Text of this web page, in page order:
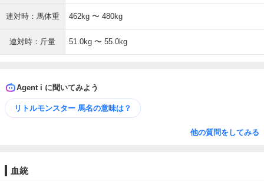
連対時：馬体重 462kg 〜 480kg
連対時：斤量 51.0kg 〜 55.0kg
Agent i に聞いてみよう
リトルモンスター 馬名の意味は？
他の質問をしてみる
血統